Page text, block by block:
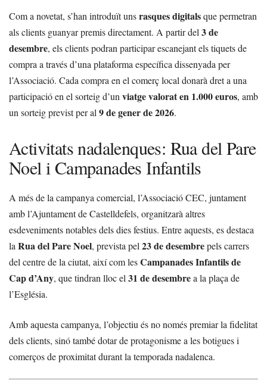
Com a novetat, s’han introduït unsrasques digitalsque permetran
als clients guanyar premis directament. A partir del 3 de
desembre, els clients podran participar escanejant els tiquets de
compra a través d’una plataforma específica dissenyada per
l’Associació. Cada compra en el comerç local donarà dret a una
participació en el sorteig d’un viatge valorat en 1.000 euros, amb
un sorteig previst per al 9 de gener de 2026.
Activitats nadalenques: Rua del Pare
Noel i Campanades Infantils
A més de la campanya comercial, l’Associació CEC, juntament
amb l’Ajuntament de Castelldefels, organitzarà altres
esdeveniments notables dels dies festius. Entre aquests, es destaca
la Rua del Pare Noel, prevista pel 23 de desembrepels carrers
del centre de la ciutat, així com lesCampanades Infantils de
Cap d’Any, que tindran lloc el 31 de desembrea la plaça de
l’Església.
Amb aquesta campanya, l’objectiu és no només premiar la fidelitat
dels clients, sinó també dotar de protagonisme a les botigues i
comerços de proximitat durant la temporada nadalenca.